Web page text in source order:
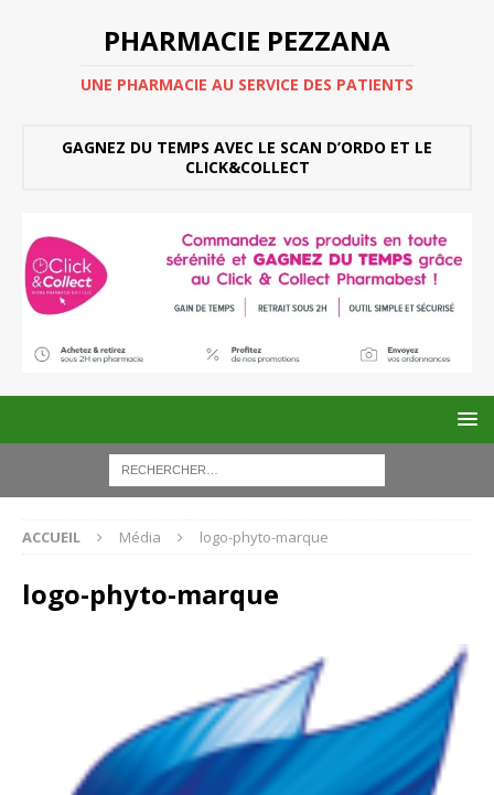
PHARMACIE PEZZANA
UNE PHARMACIE AU SERVICE DES PATIENTS
GAGNEZ DU TEMPS AVEC LE SCAN D’ORDO ET LE
CLICK&COLLECT
ACCUEIL Média logo-phyto-marque
logo-phyto-marque